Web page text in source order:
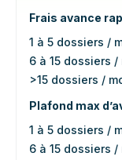
Frais avance
1 à 5 dossiers /
6 à 15 dossiers /
>15 dossiers /
Plafond max
1 à 5 dossiers /
6 à 15 dossiers /